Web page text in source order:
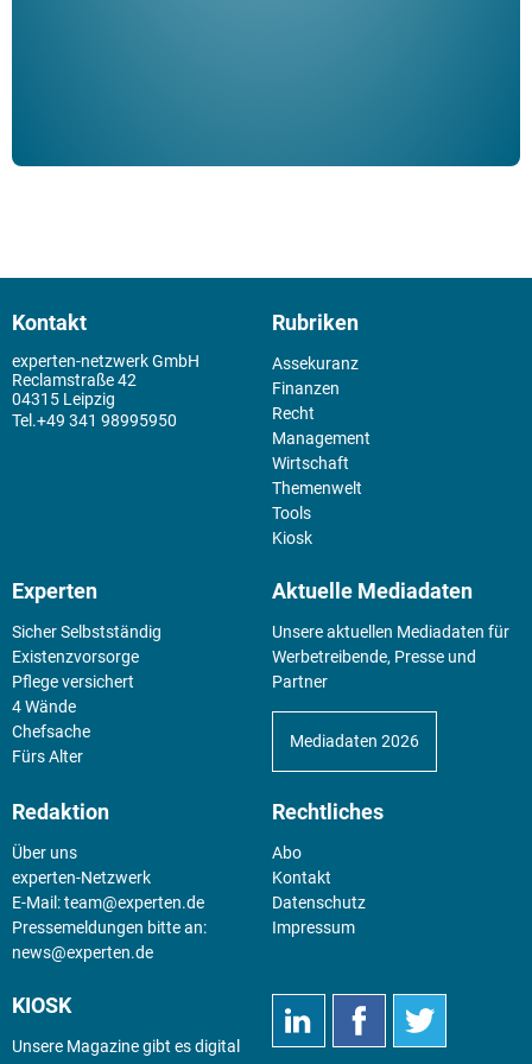
Kontakt
experten-netzwerk GmbH
Reclamstraße 42
04315 Leipzig
+49 341 98995950
Rubriken
Assekuranz
Finanzen
Recht
Management
Wirtschaft
Themenwelt
Tools
Kiosk
Experten
Sicher Selbstständig
Existenz­vorsorge
Pflege versichert
4 Wände
Chefsache
Fürs Alter
Aktuelle Mediadaten
Unsere aktuellen Mediadaten für
Werbetreibende, Presse und
Partner
Mediadaten 2026
Redaktion
Über uns
experten-Netzwerk
E-Mail:team@experten.de
Pressemeldungen bitte an:
news@experten.de
Rechtliches
Abo
Kontakt
Datenschutz
Impressum
KIOSK
Unsere Magazine gibt es digital